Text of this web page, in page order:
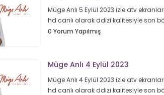
Müge Anlı 5 Eylül 2023 izle atv
hd canlı olarak ddizi kalitesiyle son
0 Yorum Yapılmış
Müge Anlı 4 Eylül 2023
Müge Anlı 4 Eylül 2023 izle atv
hd canlı olarak ddizi kalitesiyle son